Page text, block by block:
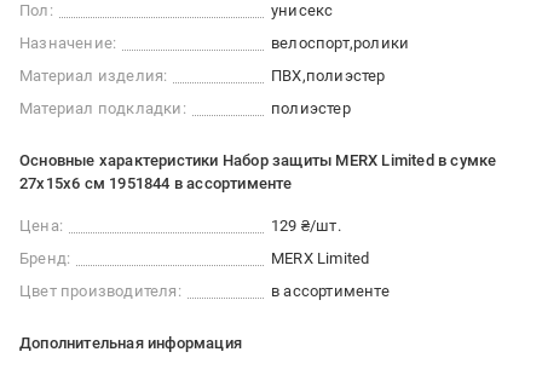
Пол:
унисекс
Назначение:
велоспорт ролики
Материал изделия:
ПВХ полиэстер
Материал подкладки:
полиэстер
Основные характеристики Набор защиты MERX Limited в сумке
27х15х6 см 1951844 в ассортименте
Цена:
129 ₴/шт.
Бренд:
MERX Limited
Цвет производителя:
в ассортименте
Дополнительная информация